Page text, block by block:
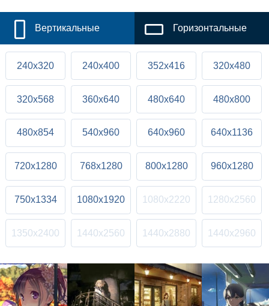
Вертикальные Горизонтальные
240x320 240x400 352x416 320x480
320x568 360x640 480x640 480x800
480x854 540x960 640x960 640x1136
720x1280 768x1280 800x1280 960x1280
750x1334 1080x1920 1080x2220 1280x2560
1350x2400 1440x2560 1440x2880 1440x2960